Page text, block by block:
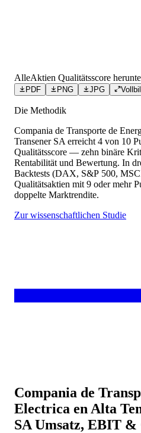
AlleAktien Qualitätsscore
PDF PNG JPG
Die Methodik
Compania de Transporte de
Transener SAerreicht 4 von 10
Qualitätsscore — zehn binäre
Rentabilität und Bewertung. In
Backtests (DAX, S&P 500,
Qualitätsaktien mit 9 oder mehr
doppelte Marktrendite.
Zur wissenschaftlichen Studie
Compania de
Electrica en Alta
SA Umsatz, EBIT &